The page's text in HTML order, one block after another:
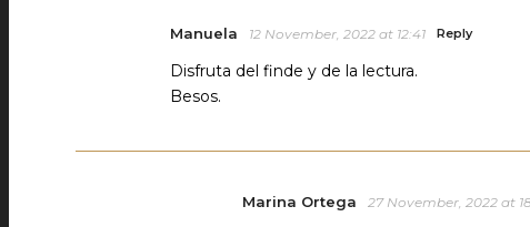
Manuela 12 November, 2022 at 12:41 Reply
Disfruta del finde y de la lectura.
Besos.
Marina Ortega 27 November, 2022 at